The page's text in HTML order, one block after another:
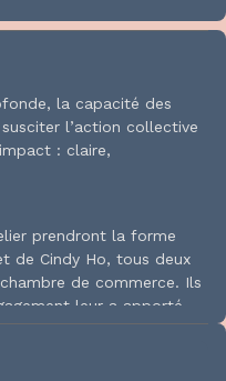
la capacité des
l’action collective
: claire,
prendront la forme
de Cindy Ho, tous deux
de commerce. Ils
leur a apporté,
a contribué à